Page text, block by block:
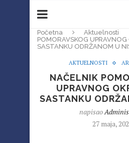
Početna Aktuelnosti
POMORAVSKOG
SASTANKU ODRŽANOM U
AKTUELNOSTI
NAČELNIK
UPRAVNOG
SASTANKU
napisao
27 maja,